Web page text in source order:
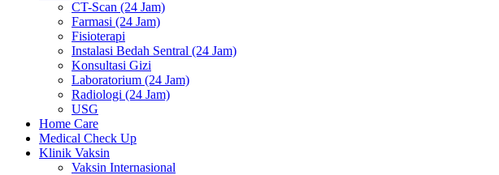
CT-Scan (24 Jam)
Farmasi (24 Jam)
Fisioterapi
Instalasi Bedah Sentral (24 Jam)
Konsultasi Gizi
Laboratorium (24 Jam)
Radiologi (24 Jam)
USG
Home Care
Medical Check Up
Klinik Vaksin
Vaksin Internasional